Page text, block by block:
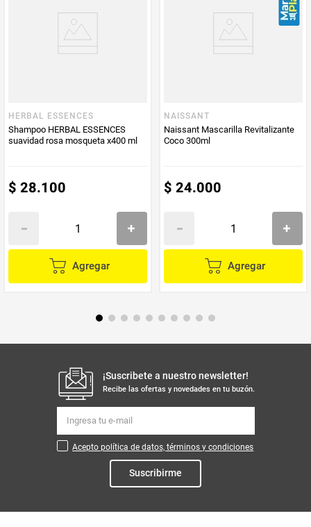
Producto (kg)
HERBAL ESSENCES
Shampoo HERBAL ESSENCES
suavidad rosa mosqueta x400 ml
$ 28.100
Agregar
NAISSANT
Naissant Mascarilla Revitalizante
Coco 300ml
$ 24.000
Agregar
¡Suscribete a nuestro newsletter!
Recibe las ofertas y novedades en tu buzón.
Acepto política de datos, términos y condiciones
Suscribirme